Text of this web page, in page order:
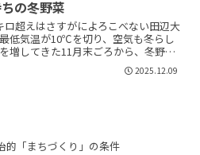
の冬野菜
ロ超えはさすがによろこべない田辺大
低気温が10℃を切り、空気も冬らし
増してきた11月末ごろから、冬野菜
収穫も本格化しはじめた。大根、白
、キャベツ、蕪など、20種類くらいの
2025.12.09
的「まちづくり」の条件